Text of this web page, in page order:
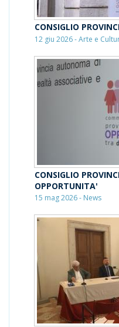
CONSIGLIO
12 giu 2026 - Arte e
CONSIGLIO
OPPORTUNITA'
15 mag 2026 - News